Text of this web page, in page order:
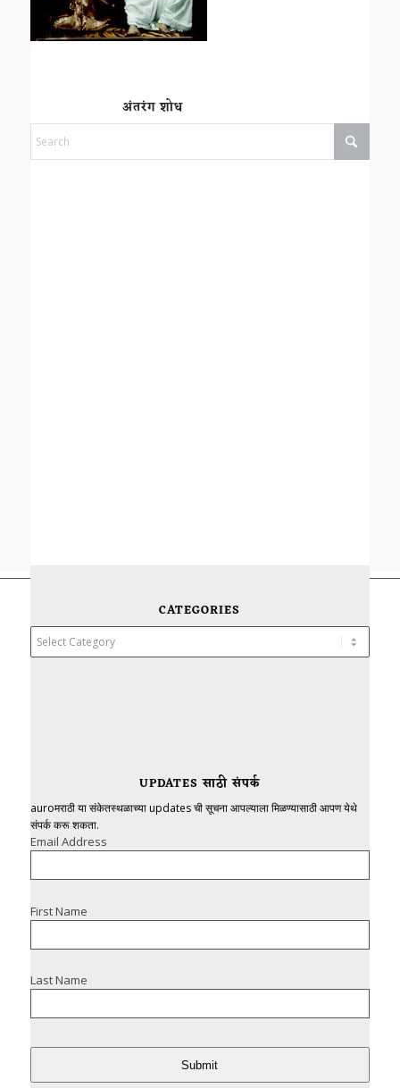
अंतरंग शोध
CATEGORIES
Categories
UPDATES साठी संपर्क
auroमराठी या संकेतस्थळाच्या updates ची सूचना आपल्याला मिळण्यासाठी आपण येथे
संपर्क करू शकता.
Email Address
First Name
Last Name
Submit